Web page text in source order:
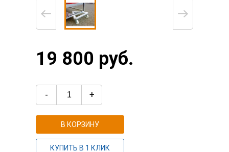
19 800 руб.
- +
В КОРЗИНУ
КУПИТЬ В 1 КЛИК